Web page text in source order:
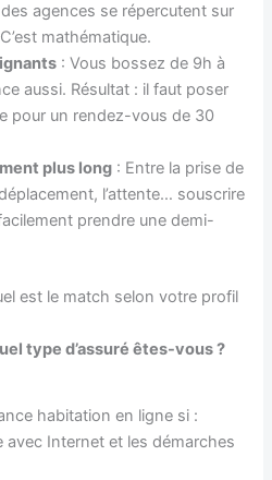
agences se répercutent sur
mathématique.
: Vous bossez de 9h à
aussi. Résultat : il faut poser
pour un rendez-vous de 30
plus long : Entre la prise de
l’attente… souscrire
prendre une demi-
est le match selon votre profil
type d’assuré êtes-vous ?
habitation en ligne si :
avec Internet et les démarches